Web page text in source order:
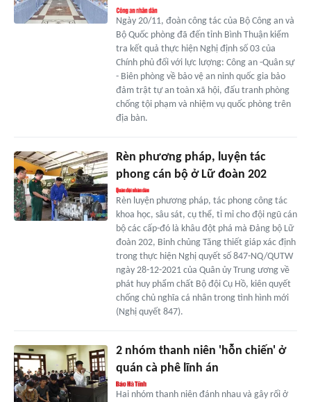
Ngày 20/11, đoàn công tác của Bộ Công an và
Bộ Quốc phòng đã đến tỉnh Bình Thuận kiểm
tra kết quả thực hiện Nghị định số 03 của
Chính phủ đối với lực lượng: Công an -Quân sự
- Biên phòng về bảo vệ an ninh quốc gia bảo
đảm trật tự an toàn xã hội, đấu tranh phòng
chống tội phạm và nhiệm vụ quốc phòng trên
địa bàn.
Rèn phương pháp, luyện tác
phong cán bộ ở Lữ đoàn 202
Rèn luyện phương pháp, tác phong công tác
khoa học, sâu sát, cụ thể, tỉ mỉ cho đội ngũ cán
bộ các cấp-đó là khâu đột phá mà Đảng bộ Lữ
đoàn 202, Binh chủng Tăng thiết giáp xác định
trong thực hiện Nghị quyết số 847-NQ/QUTW
ngày 28-12-2021 của Quân ủy Trung ương về
phát huy phẩm chất Bộ đội Cụ Hồ, kiên quyết
chống chủ nghĩa cá nhân trong tình hình mới
(Nghị quyết 847).
2 nhóm thanh niên 'hỗn chiến' ở
quán cà phê lĩnh án
Hai nhóm thanh niên đánh nhau và gây rối ở